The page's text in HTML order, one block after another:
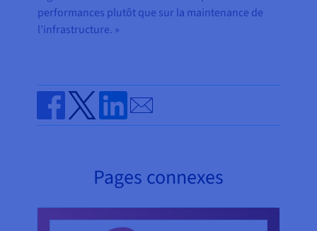
performances plutôt que sur la maintenance de
l’infrastructure. »
Share on Facebook
Share on Twitter
Share on Linkedin
Send by email
Pages connexes